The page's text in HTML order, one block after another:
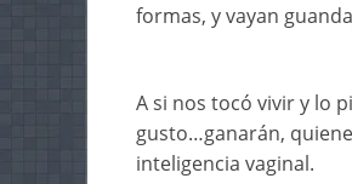
formas, y vayan
A si nos tocó vivir y lo
gusto…ganarán,
inteligencia vaginal.